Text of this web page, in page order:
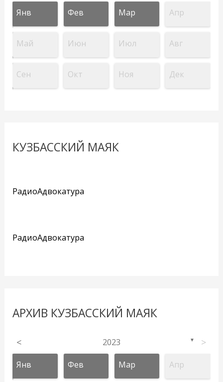
Янв Фев Мар Апр
Май Июн Июл Авг
Сен Окт Ноя Дек
КУЗБАССКИЙ МАЯК
РадиоАдвокатура
РадиоАдвокатура
АРХИВ КУЗБАССКИЙ МАЯК
< 2023 ▼ >
Янв Фев Мар Апр